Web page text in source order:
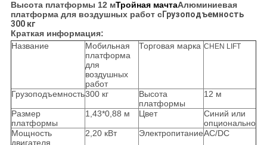
Высота платформы 12 мТройная мачтаАлюминиевая
платформа для воздушных работ сГрузоподъемность
300 кг
Краткая информация:
Название
Мобильная
платформа
для
воздушных
работ
Торговая марка CHEN LIFT
Грузоподъемность300 кг
Высота
платформы
12 м
Размер
платформы
1,43*0,88 м Цвет
Синий или
опционально
Мощность
двигателя
2,20 кВт ЭлектропитаниеAC/DC